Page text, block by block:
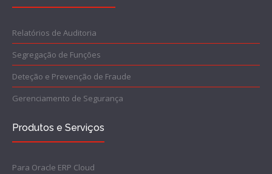
Relatórios de Auditoria
Segregação de Funções
Deteção e Prevenção de Fraude
Gerenciamento de Segurança
Produtos e Serviços
Para Oracle ERP Cloud